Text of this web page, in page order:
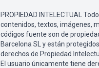
PROPIEDAD INTELECTUAL
contenidos, textos, imágenes,
códigos fuente son de
Barcelona SL y están
derechos de Propiedad
El usuario únicamente tiene